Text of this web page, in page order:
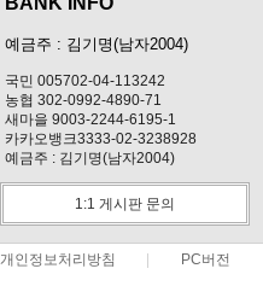
예금주 : 김기명(남자2004)
국민 005702-04-113242
농협 302-0992-4890-71
새마을 9003-2244-6195-1
카카오뱅크3333-02-3238928
예금주 : 김기명(남자2004)
1:1 게시판 문의
개인정보처리방침 PC버전